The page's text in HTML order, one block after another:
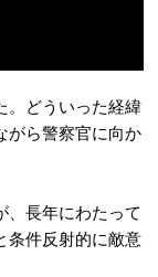
。どういった経緯
がら警察官に向か
、長年にわたって
条件反射的に敵意